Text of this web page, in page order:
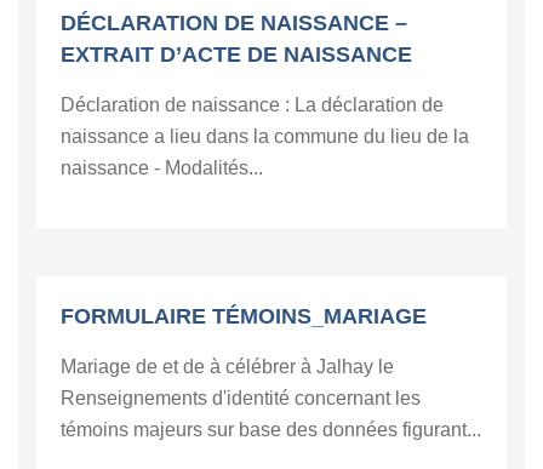
DÉCLARATION DE NAISSANCE –
EXTRAIT D’ACTE DE NAISSANCE
Déclaration de naissance : La déclaration de
naissance a lieu dans la commune du lieu de la
naissance - Modalités...
FORMULAIRE TÉMOINS_MARIAGE
Mariage de et de à célébrer à Jalhay le
Renseignements d'identité concernant les
témoins majeurs sur base des données figurant...